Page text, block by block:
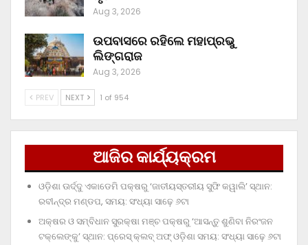
Aug 3, 2026
ଉପବାସରେ ରହିଲେ ମହାପ୍ରଭୁ
ଲିଙ୍ଗରାଜ
Aug 3, 2026
PREV NEXT 1 of 954
ଆଜିର କାର୍ଯ୍ୟକ୍ରମ
ଓଡ଼ିଶା ଊର୍ଦ୍ଦୁ ଏକାଡେମି ପକ୍ଷରୁ ‘ଜାତୀୟସ୍ତରୀୟ ସୁଫି କୱାଲି’ ସ୍ଥାନ:
ରବୀନ୍ଦ୍ର ମଣ୍ଡପ, ସମୟ: ସଂଧ୍ୟା ସାଢ଼େ ୬ଟା
ଅକ୍ଷର ଓ ସମ୍ବିଧାନ ସୁରକ୍ଷା ମଞ୍ଚ ପକ୍ଷରୁ ‘ଆସନ୍ତୁ ଶୁଣିବା ନିରଂଜନ
ଟକ୍‌ଲେଙ୍କୁ’ ସ୍ଥାନ: ପ୍ରେସ୍‌ କ୍ଲବ୍‌ ଅଫ୍‌ ଓଡ଼ିଶା ସମୟ: ସଂଧ୍ୟା ସାଢ଼େ ୬ଟା